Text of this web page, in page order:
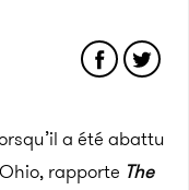
a été abattu
rapporte The